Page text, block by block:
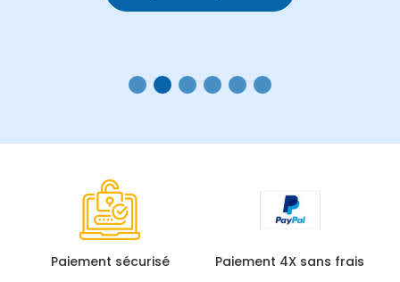
Paiement sécurisé Paiement 4X sans frais